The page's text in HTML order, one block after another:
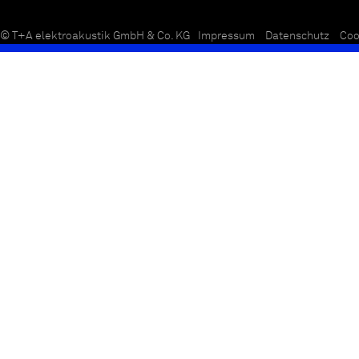
© T+A elektroakustik GmbH & Co. KG Impressum Datenschutz